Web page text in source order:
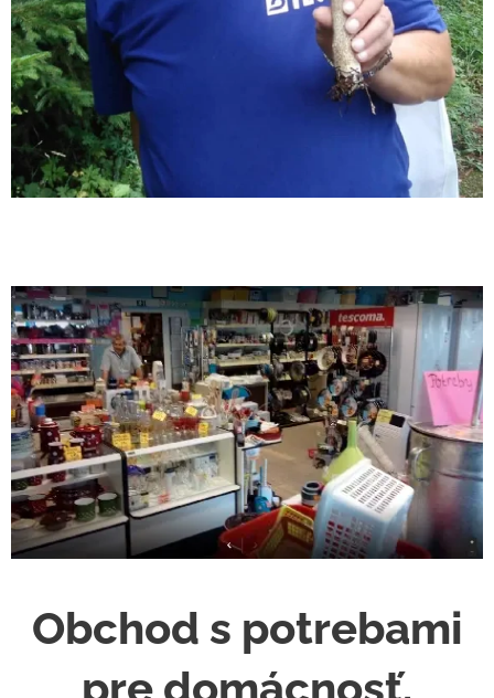
Obchod s potrebami
pre domácnosť.